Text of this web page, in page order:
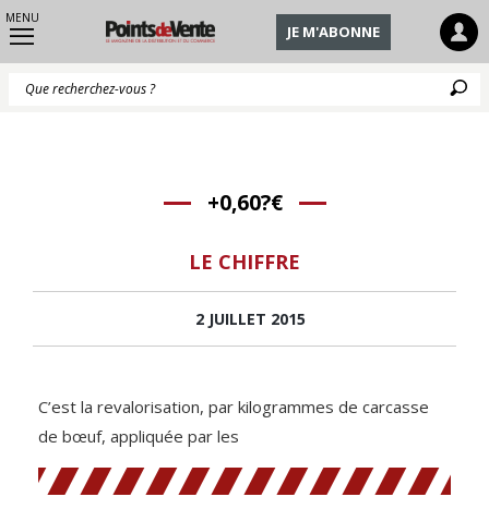
MENU
JE M'ABONNE
+0,60?€
LE CHIFFRE
2 JUILLET 2015
C’est la revalorisation, par kilogrammes de carcasse
de bœuf, appliquée par les